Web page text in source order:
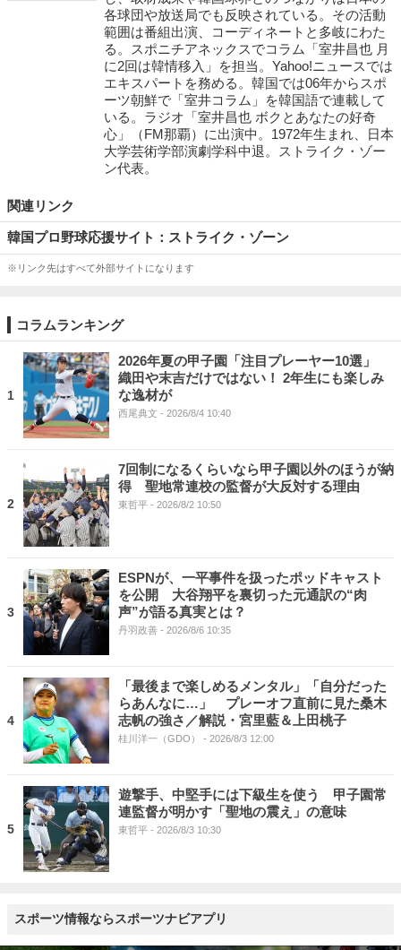
各球団や放送局でも反映されている。その活動
範囲は番組出演、コーディネートと多岐にわた
る。スポニチアネックスでコラム「室井昌也 月
に2回は韓情移入」を担当。Yahoo!ニュースでは
エキスパートを務める。韓国では06年からスポ
ーツ朝鮮で「室井コラム」を韓国語で連載して
いる。ラジオ「室井昌也 ボクとあなたの好奇
心」（FM那覇）に出演中。1972年生まれ、日本
大学芸術学部演劇学科中退。ストライク・ゾー
ン代表。
関連リンク
韓国プロ野球応援サイト：ストライク・ゾーン
※リンク先はすべて外部サイトになります
コラムランキング
1
2026年夏の甲子園「注目プレーヤー10選」
織田や末吉だけではない！ 2年生にも楽しみ
な逸材が
西尾典文 - 2026/8/4 10:40
2
7回制になるくらいなら甲子園以外のほうが納
得 聖地常連校の監督が大反対する理由
東哲平 - 2026/8/2 10:50
3
ESPNが、一平事件を扱ったポッドキャスト
を公開 大谷翔平を裏切った元通訳の“肉
声”が語る真実とは？
丹羽政善 - 2026/8/6 10:35
4
「最後まで楽しめるメンタル」「自分だった
らあんなに…」 プレーオフ直前に見た桑木
志帆の強さ／解説・宮里藍＆上田桃子
桂川洋一（GDO） - 2026/8/3 12:00
5
遊撃手、中堅手には下級生を使う 甲子園常
連監督が明かす「聖地の震え」の意味
東哲平 - 2026/8/3 10:30
スポーツ情報ならスポーツナビアプリ